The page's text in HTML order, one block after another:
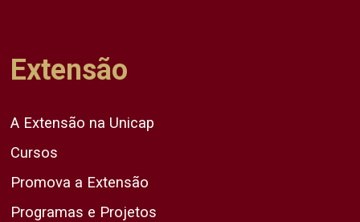
Extensão
A Extensão na Unicap
Cursos
Promova a Extensão
Programas e Projetos